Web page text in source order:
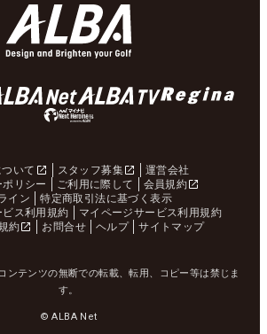
いて スタッフ募集
運営会社
リシー
ご利用に際して
会員規約
イン
特定商取引法に基づく表示
ス利用規約
マイページサービス利用規約
約
お問合せ ヘルプ サイトマップ
ンテンツの無断での転載、転用、コピー等は禁じま
す。
© ALBA Net